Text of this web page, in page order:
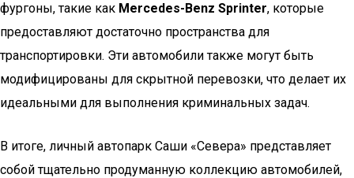
фургоны, такие как Mercedes-Benz Sprinter, которые
предоставляют достаточно пространства для
транспортировки. Эти автомобили также могут быть
модифицированы для скрытной перевозки, что делает их
идеальными для выполнения криминальных задач.
В итоге, личный автопарк Саши «Севера» представляет
собой тщательно продуманную коллекцию автомобилей,